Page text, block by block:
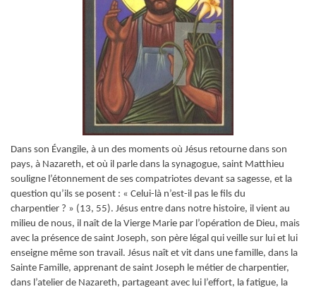
Dans son Évangile, à un des moments où Jésus retourne dans son
pays, à Nazareth, et où il parle dans la synagogue, saint Matthieu
souligne l’étonnement de ses compatriotes devant sa sagesse, et la
question qu’ils se posent : « Celui-là n’est-il pas le fils du
charpentier ? » (13, 55). Jésus entre dans notre histoire, il vient au
milieu de nous, il naît de la Vierge Marie par l’opération de Dieu, mais
avec la présence de saint Joseph, son père légal qui veille sur lui et lui
enseigne même son travail. Jésus naît et vit dans une famille, dans la
Sainte Famille, apprenant de saint Joseph le métier de charpentier,
dans l’atelier de Nazareth, partageant avec lui l’effort, la fatigue, la